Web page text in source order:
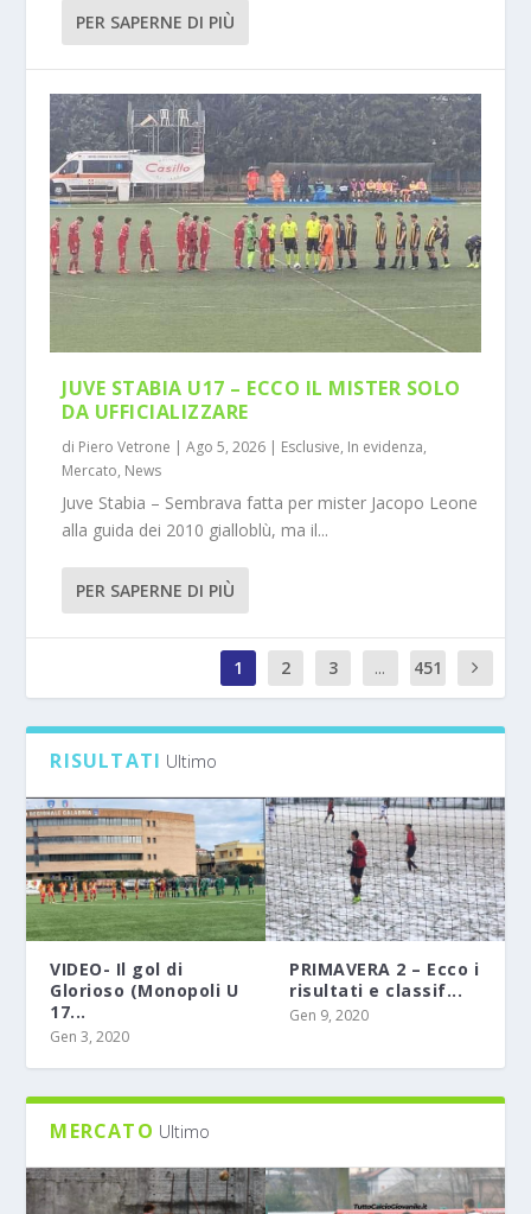
PER SAPERNE DI PIÙ
JUVE STABIA U17 – ECCO IL MISTER SOLO
DA UFFICIALIZZARE
di Piero Vetrone |Ago 5, 2026 | Esclusive, In evidenza,
Mercato, News
Juve Stabia – Sembrava fatta per mister Jacopo Leone
alla guida dei 2010 gialloblù, ma il...
PER SAPERNE DI PIÙ
1 2 3 ...
451
0
RISULTATI Ultimo
VIDEO- Il gol di
Glorioso (Monopoli U
17...
Gen 3, 2020
PRIMAVERA 2 – Ecco i
risultati e classif...
Gen 9, 2020
MERCATO Ultimo